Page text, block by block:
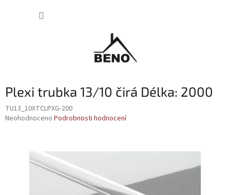
Plexi trubka 13/10 čirá Délka: 2000
TU13_10XTCLPXG-200
Průměrné
Neohodnoceno Podrobnosti hodnocení